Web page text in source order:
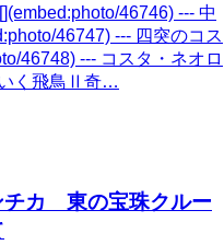
46746) --- 中
46747) --- 四突のコス
46748) --- コスタ・ネオロ
いく飛鳥Ⅱ奇…
カ 東の宝珠クルー